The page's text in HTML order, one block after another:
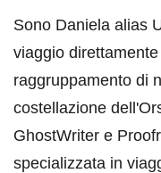
Sono Daniela alias
viaggio
raggruppamento di
costellazione
GhostWriter e
specializzata in